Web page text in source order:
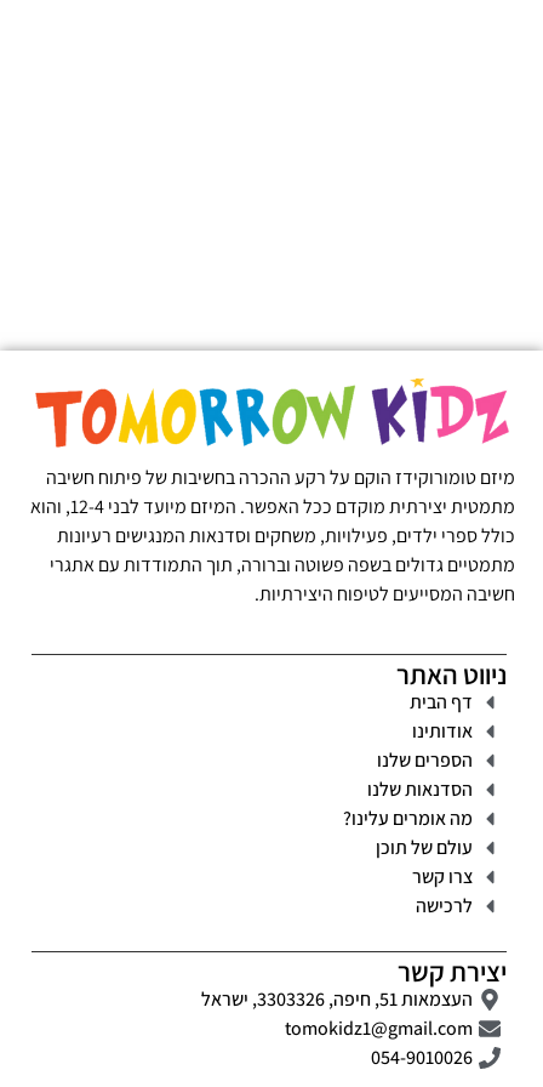
מיזם טומורוקידז הוקם על רקע ההכרה בחשיבות של פיתוח חשיבה
מתמטית יצירתית מוקדם ככל האפשר. המיזם מיועד לבני 12-4, והוא
כולל ספרי ילדים, פעילויות, משחקים וסדנאות המנגישים רעיונות
מתמטיים גדולים בשפה פשוטה וברורה, תוך התמודדות עם אתגרי
חשיבה המסייעים לטיפוח היצירתיות.
ניווט האתר
דף הבית
אודותינו
הספרים שלנו
הסדנאות שלנו
מה אומרים עלינו?
עולם של תוכן
צרו קשר
לרכישה
יצירת קשר
העצמאות 51, חיפה, 3303326, ישראל
tomokidz1@gmail.com
054-9010026